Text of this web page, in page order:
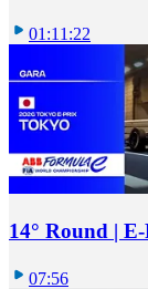
01:11:22
14° Round |
07:56